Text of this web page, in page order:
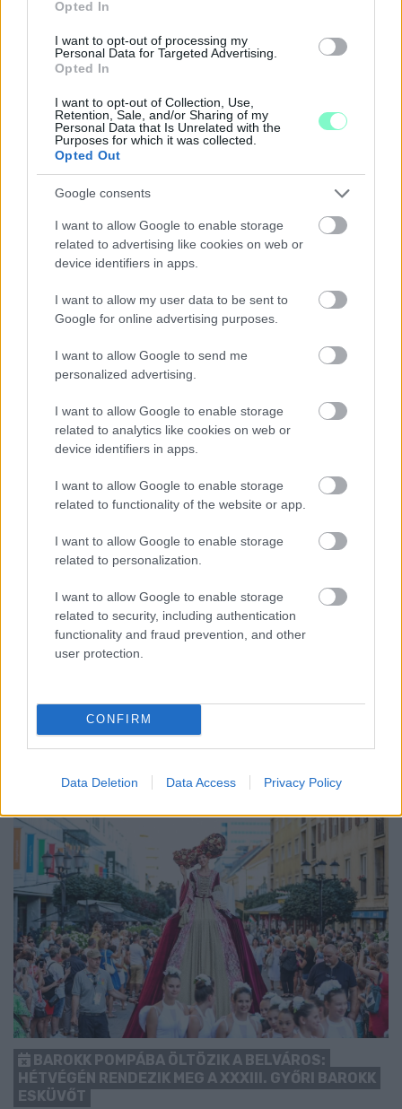
Opted In
I want to opt-out of processing my
Personal Data for Targeted Advertising.
Opted In
I want to opt-out of Collection, Use,
Retention, Sale, and/or Sharing of my
Personal Data that Is Unrelated with the
Purposes for which it was collected.
Opted Out
Google consents
I want to allow Google to enable storage
related to advertising like cookies on web or
device identifiers in apps.
I want to allow my user data to be sent to
Google for online advertising purposes.
I want to allow Google to send me
personalized advertising.
I want to allow Google to enable storage
related to analytics like cookies on web or
device identifiers in apps.
I want to allow Google to enable storage
related to functionality of the website or app.
I want to allow Google to enable storage
related to personalization.
I want to allow Google to enable storage
related to security, including authentication
functionality and fraud prevention, and other
user protection.
CONFIRM
Data Deletion Data Access Privacy Policy
A BAROKK ÖSSZES ÁRNYALATA ÉS MÉG EGY SOR
KIVÁLÓ PROGRAM VÁR MINDENKIT EZEN A HÉTVÉGÉN
GYŐRBEN
Középpontban a hagyományőrzés, de lesz Pogány Induló és
Majka koncert, jóga szeánsz, “borhajózás” és egy csomó minden
ENERGIATAKARÉKOSSÁG: KORÁBBAN KEZDŐDIK
A GYŐRI AUDI ETO KC PÉNTEKI FELKÉSZÜLÉSI
MÉRKŐZÉSE
Az energiaellátás tehermentesítése érdekében másfél órával
kezdését.
BAROKK POMPÁBA ÖLTÖZIK A BELVÁROS:
HÉTVÉGÉN RENDEZIK MEG A XXXIII. GYŐRI BAROKK
ESKÜVŐT